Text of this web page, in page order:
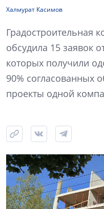
Халмурат Касимов
Градостроительная
обсудила 15 заявок
которых получили
90% согласованных
проекты одной